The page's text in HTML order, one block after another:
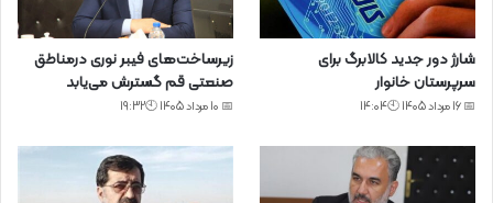
شارژ دور جدید کالابرگ برای
سرپرستان خانوار
📅 16 مرداد 1405 🕙14:04
زیرساخت‌های فیبر نوری درمناطق
صنعتی قم گسترش می‌یابد
📅 10 مرداد 1405 🕙19:32